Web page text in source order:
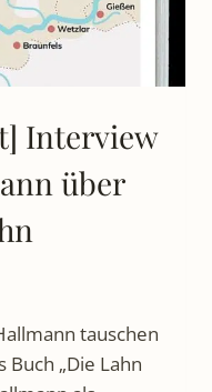
Interview
über
tauschen
„Die Lahn